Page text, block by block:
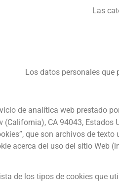
Las
Los datos personales que
de analítica web prestado
(California), CA 94043, Estados
que son archivos de
acerca del uso del sitio Web
de los tipos de cookies que